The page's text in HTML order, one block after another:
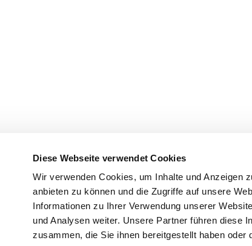
Diese Webseite verwendet Cookies
Wir verwenden Cookies, um Inhalte und Anzeigen
anbieten zu können und die Zugriffe auf unsere
Informationen zu Ihrer Verwendung unserer
und Analysen weiter. Unsere Partner führen diese
zusammen, die Sie ihnen bereitgestellt haben